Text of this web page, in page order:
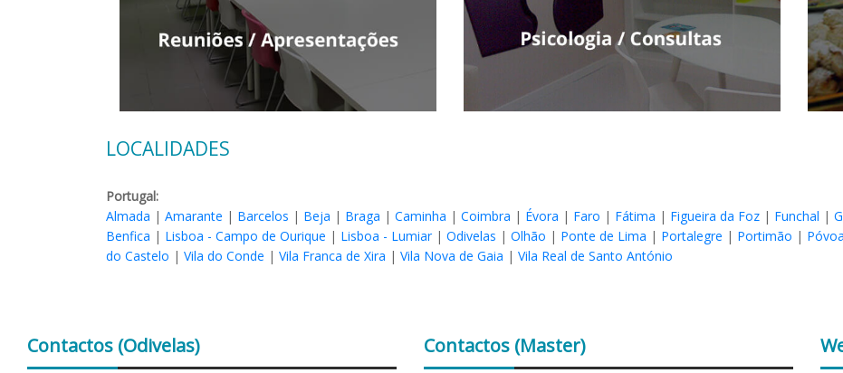
LOCALIDADES
Portugal:
Almada | Amarante | Barcelos | Beja | Braga | Caminha | Coimbra | Évora | Faro | Fátima | Figueira da Foz | Funchal |
Benfica | Lisboa - Campo de Ourique | Lisboa - Lumiar| Odivelas | Olhão | Ponte de Lima | Portalegre | Portimão |
do Castelo | Vila do Conde | Vila Franca de Xira | Vila Nova de Gaia | Vila Real de Santo António
Contactos (Odivelas) Contactos (Master)